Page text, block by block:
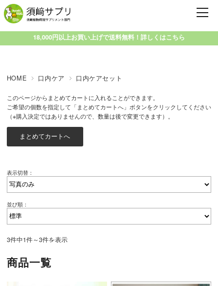
18,000円以上お買い上げで送料無料！詳しくはこちら
HOME 口内ケア 口内ケアセット
このページからまとめてカートに入れることができます。
ご希望の個数を指定して「まとめてカートへ」ボタンをクリックしてください
（※購入決定ではありませんので、数量は後で変更できます）。
表示切替：
並び順：
3件中1件～3件を表示
商品一覧